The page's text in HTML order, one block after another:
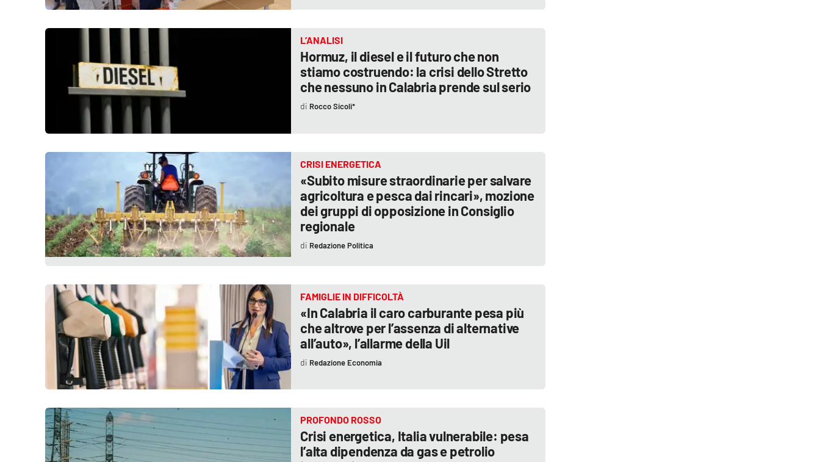
Cookie policy
L’ANALISI
Hormuz, il diesel e il futuro che non
stiamo costruendo: la crisi dello Stretto
che nessuno in Calabria prende sul serio
Rocco Sicoli*
CRISI ENERGETICA
«Subito misure straordinarie per salvare
agricoltura e pesca dai rincari», mozione
dei gruppi di opposizione in Consiglio
regionale
Redazione Politica
FAMIGLIE IN DIFFICOLTÀ
«In Calabria il caro carburante pesa più
che altrove per l’assenza di alternative
all’auto», l’allarme della Uil
Redazione Economia
PROFONDO ROSSO
Crisi energetica, Italia vulnerabile: pesa
l’alta dipendenza da gas e petrolio